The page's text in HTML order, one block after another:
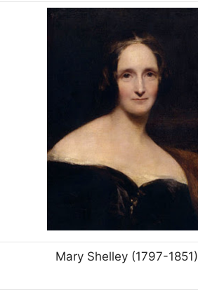
Mary Shelley (1797-1851)